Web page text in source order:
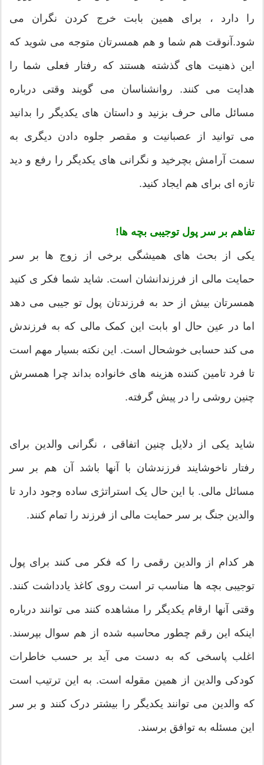
را دارد ، برای همین بابت خرج کردن نگران می
شود.آنوقت هم شما و هم همسرتان متوجه می شوید که
این ذهنیت های گذشته هستند که رفتار فعلی شما را
هدایت می کنند. روانشناسان می گویند وقتی درباره
مسائل مالی حرف بزنید و داستان های یکدیگر را بدانید
می توانید از عصبانیت و مقصر جلوه دادن دیگری به
سمت آرامش بچرخید و نگرانی های یکدیگر را رفع و دید
تازه ای برای هم ایجاد کنید.
تفاهم بر سر پول توجیبی بچه ها!
یکی از بحث های همیشگی برخی از زوج ها بر سر
حمایت مالی از فرزندانشان است. شاید شما فکر ی کنید
همسرتان بیش از حد به فرزندتان پول تو جیبی می دهد
اما در عین حال او بابت این کمک مالی که به فرزندش
می کند حسابی خوشحال است. این نکته بسیار مهم است
تا فرد تامین کننده هزینه های خانواده بداند چرا همسرش
چنین روشی را در پیش گرفته.
شاید یکی از دلایل چنین اتفاقی ، نگرانی والدین برای
رفتار ناخوشایند فرزندشان با آنها باشد آن هم بر سر
مسائل مالی. با این حال یک استراتژی ساده وجود دارد تا
والدین جنگ بر سر حمایت مالی از فرزند را تمام کنند.
هر کدام از والدین رقمی را که فکر می کنند برای پول
توجیبی بچه ها مناسب تر است روی کاغذ یادداشت کنند.
وقتی آنها ارقام یکدیگر را مشاهده کنند می توانند درباره
اینکه این رقم چطور محاسبه شده از هم سوال بپرسند.
اغلب پاسخی که به دست می آید بر حسب خاطرات
کودکی والدین از همین مقوله است. به این ترتیب است
که والدین می توانند یکدیگر را بیشتر درک کنند و بر سر
این مسئله به توافق برسند.